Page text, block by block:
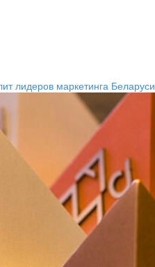
лидеров маркетинга Беларуси